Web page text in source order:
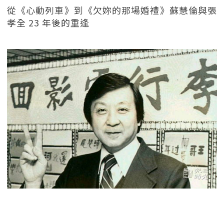
從《心動列車》到《欠妳的那場婚禮》蘇慧倫與張
孝全 23 年後的重逢